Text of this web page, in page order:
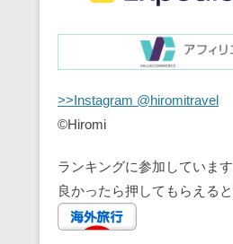
>>Instagram @hiromitravel
©Hiromi
ランキングに参加しています
良かったら押してもらえる